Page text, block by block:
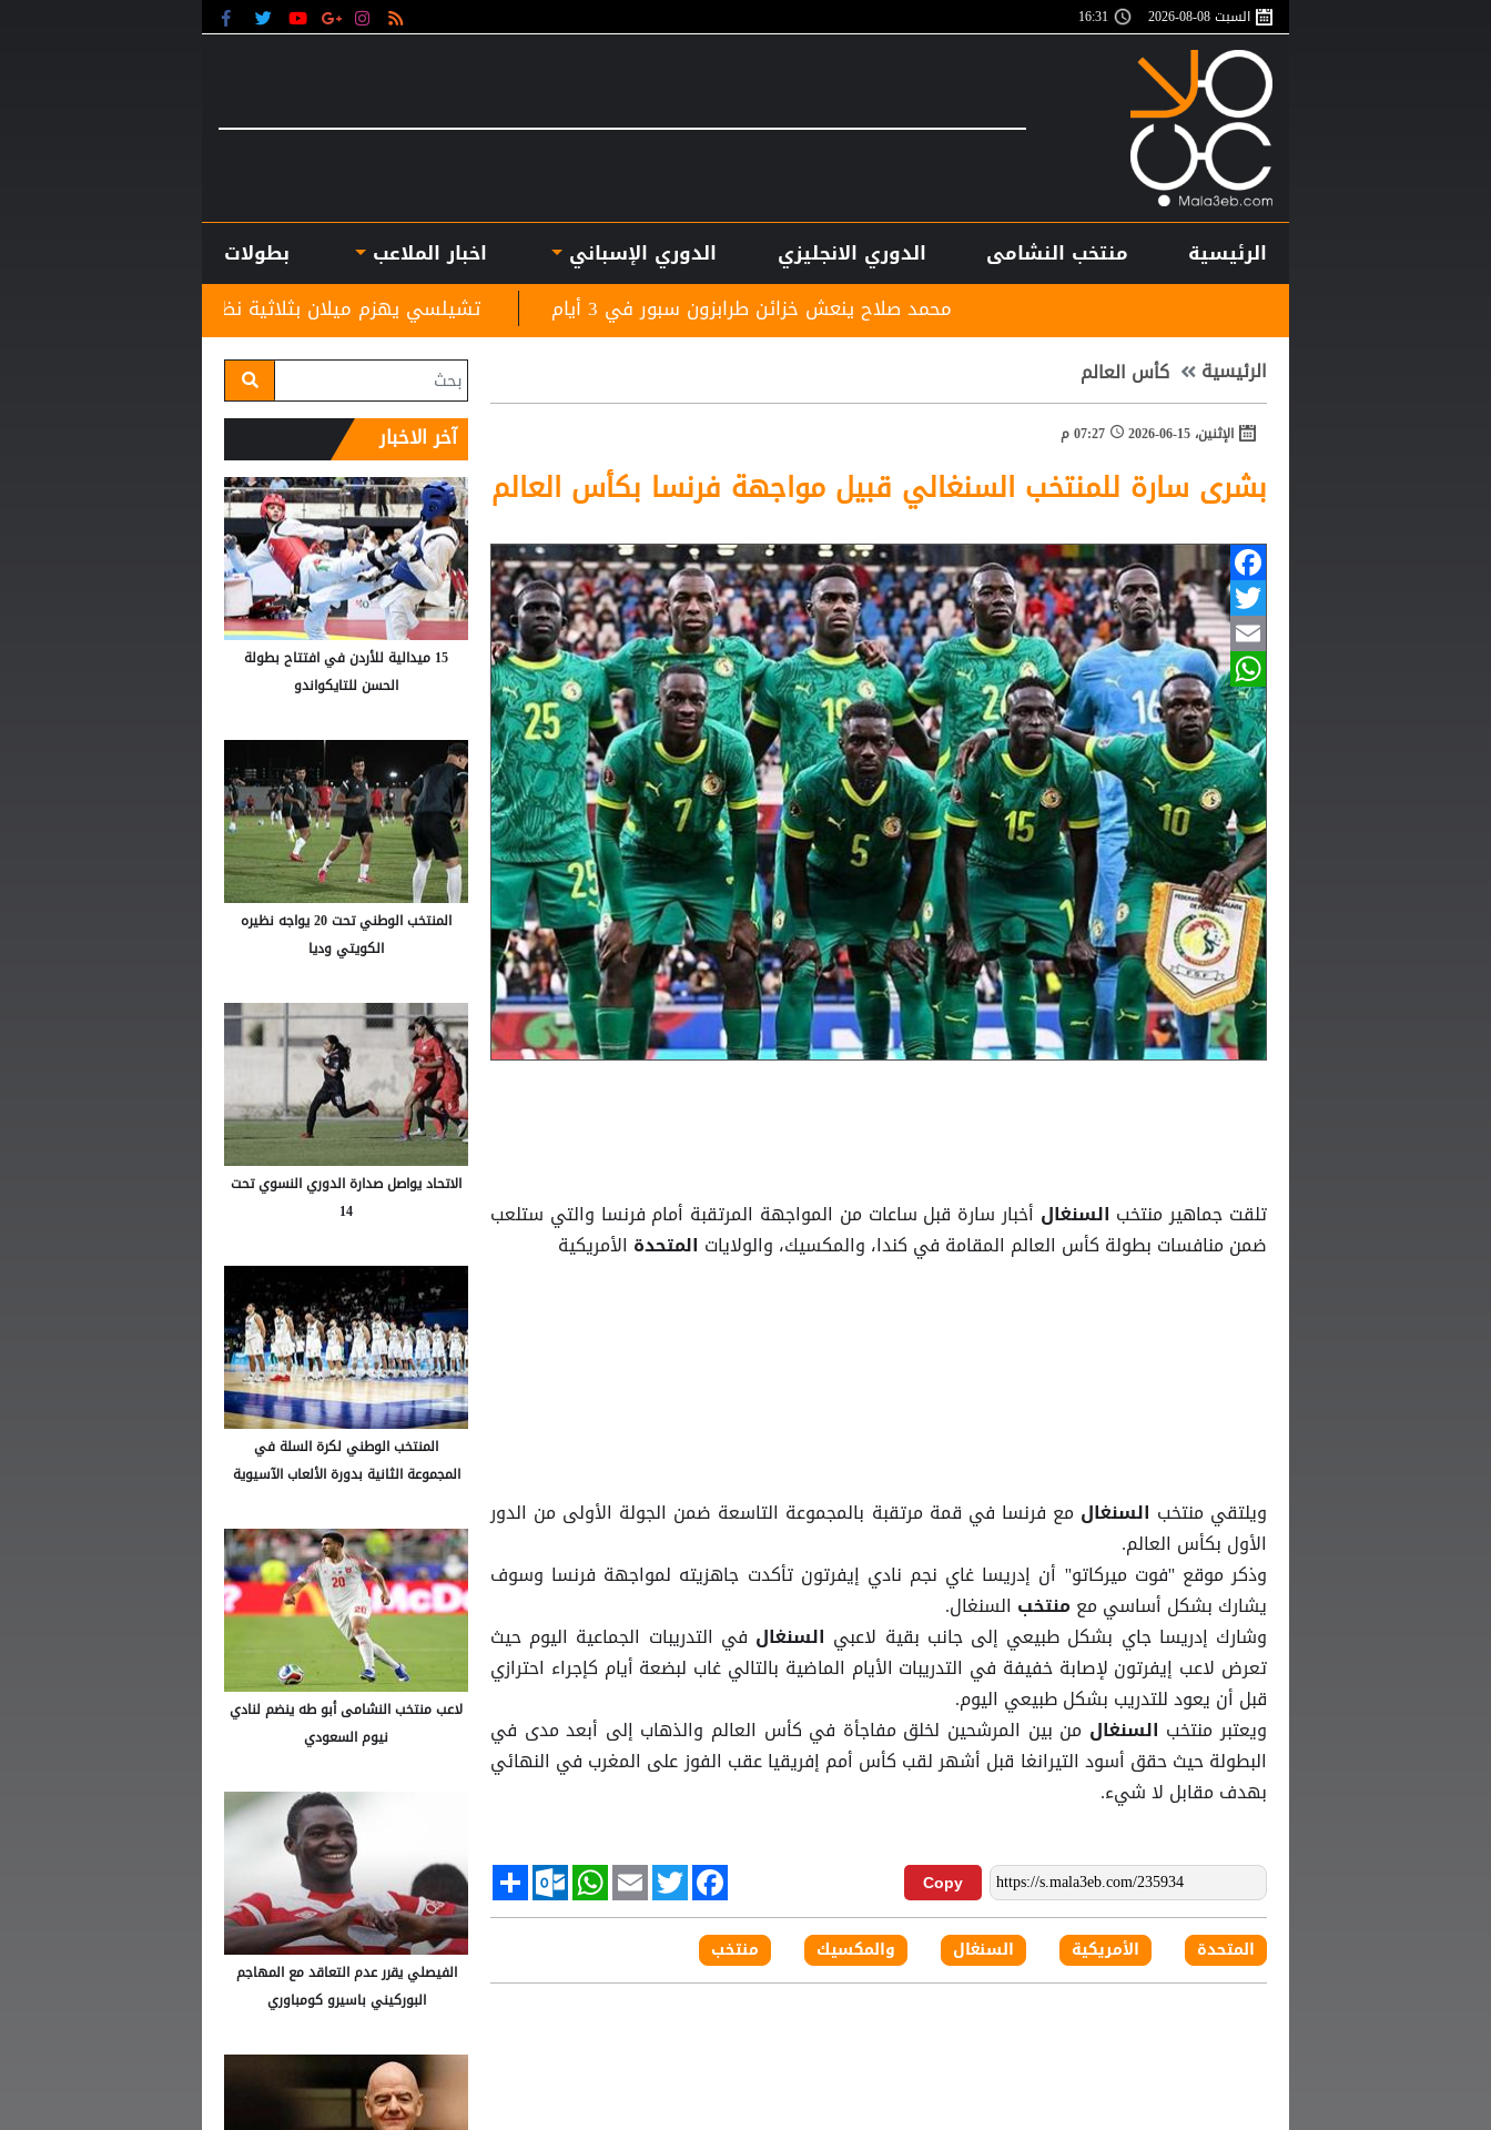
السبت 08-08-2026 16:31
الرئيسية منتخب النشامى الدوري الانجليزي الدوري الإسباني اخبار الملاعب
بطولات
بين التأكيد والنفي.. فضيحة
تشيلسي يهزم ميلان بثلاثية نظيفة محمد صلاح ينعش خزائن طرابزون سبور في 3 أيام
الرئيسية كأس العالم
الإثنين، 15-06-2026 07:27 م
بشرى سارة للمنتخب السنغالي قبيل مواجهة فرنسا بكأس العالم
Facebook
Twitter
Email
WhatsApp
تلقت جماهير منتخب السنغال أخبار سارة قبل ساعات من المواجهة المرتقبة أمام فرنسا والتي ستلعب
ضمن منافسات بطولة كأس العالم المقامة في كندا، والمكسيك، والولايات المتحدة الأمريكية
ويلتقي منتخب السنغالمع فرنسا في قمة مرتقبة بالمجموعة التاسعة ضمن الجولة الأولى من الدور
الأول بكأس العالم.
وذكر موقع ''فوت ميركاتو'' أن إدريسا غاي نجم نادي إيفرتون تأكدت جاهزيته لمواجهة فرنسا وسوف
يشارك بشكل أساسي مع منتخب السنغال.
وشارك إدريسا جاي بشكل طبيعي إلى جانب بقية لاعبي السنغال في التدريبات الجماعية اليوم حيث
تعرض لاعب إيفرتون لإصابة خفيفة في التدريبات الأيام الماضية بالتالي غاب لبضعة أيام كإجراء احترازي
قبل أن يعود للتدريب بشكل طبيعي اليوم.
ويعتبر منتخب السنغال من بين المرشحين لخلق مفاجأة في كأس العالم والذهاب إلى أبعد مدى في
البطولة حيث حقق أسود التيرانغا قبل أشهر لقب كأس أمم إفريقيا عقب الفوز على المغرب في النهائي
بهدف مقابل لا شيء.
Copy
Facebook
Twitter
Email
WhatsApp
Outlook.com
Share
المتحدة الأمريكية السنغال والمكسيك منتخب
آخر الاخبار
15 ميدالية للأردن في افتتاح بطولة
الحسن للتايكواندو
المنتخب الوطني تحت 20 يواجه نظيره
الكويتي وديا
الاتحاد يواصل صدارة الدوري النسوي تحت
14
المنتخب الوطني لكرة السلة في
المجموعة الثانية بدورة الألعاب الآسيوية
لاعب منتخب النشامى أبو طه ينضم لنادي
نيوم السعودي
الفيصلي يقرر عدم التعاقد مع المهاجم
البوركيني باسيرو كومباوري